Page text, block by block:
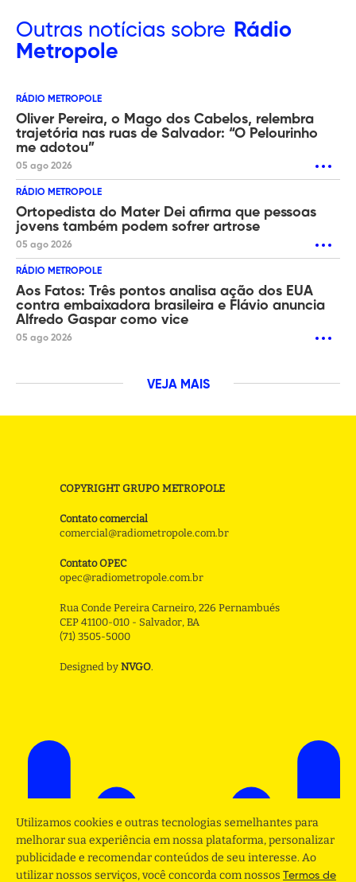
Outras notícias sobre Rádio
Metropole
RÁDIO METROPOLE
Oliver Pereira, o Mago dos Cabelos, relembra
trajetória nas ruas de Salvador: “O Pelourinho
me adotou”
05 ago 2026
RÁDIO METROPOLE
Ortopedista do Mater Dei afirma que pessoas
jovens também podem sofrer artrose
05 ago 2026
RÁDIO METROPOLE
Aos Fatos: Três pontos analisa ação dos EUA
contra embaixadora brasileira e Flávio anuncia
Alfredo Gaspar como vice
05 ago 2026
VEJA MAIS
COPYRIGHT GRUPO METROPOLE
Contato comercial
comercial@radiometropole.com.br
Contato OPEC
opec@radiometropole.com.br
Rua Conde Pereira Carneiro, 226 Pernambués
CEP 41100-010 - Salvador, BA
(71) 3505-5000
Designed by NVGO.
Utilizamos cookies e outras tecnologias semelhantes para
melhorar sua experiência em nossa plataforma, personalizar
publicidade e recomendar conteúdos de seu interesse. Ao
utilizar nossos serviços, você concorda com nossos Termos de